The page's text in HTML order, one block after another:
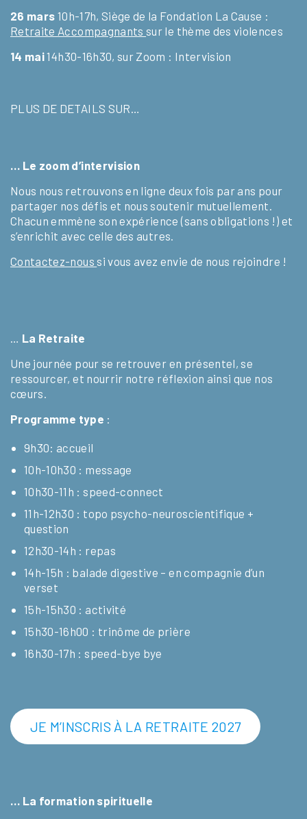
26 mars 10h-17h, Siège de la Fondation La Cause :
Retraite Accompagnants sur le thème des violences
14 mai14h30-16h30, sur Zoom : Intervision
PLUS DE DETAILS SUR…
… Le zoom d’intervision
Nous nous retrouvons en ligne deux fois par ans pour
partager nos défis et nous soutenir mutuellement.
Chacun emmène son expérience (sans obligations !) et
s’enrichit avec celle des autres.
Contactez-nous si vous avez envie de nous rejoindre !
La Retraite
Une journée pour se retrouver en présentel, se
ressourcer, et nourrir notre réflexion ainsi que nos
cœurs.
Programme type :
9h30: accueil
10h-10h30 : message
10h30-11h : speed-connect
11h-12h30 : topo psycho-neuroscientifique +
question
12h30-14h : repas
14h-15h : balade digestive – en compagnie d’un
verset
15h-15h30 : activité
15h30-16h00 : trinôme de prière
16h30-17h : speed-bye bye
JE M’INSCRIS À LA RETRAITE 2027
… La formation spirituelle